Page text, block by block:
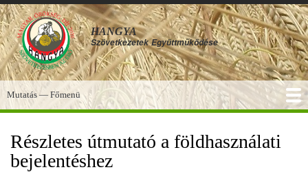
Ugrás
a
tartalomra
HANGYA
Szövetkezetek Együttműködése
Főmenü
Mutatás — Főmenü
Részletes útmutató a földhasználati
bejelentéshez